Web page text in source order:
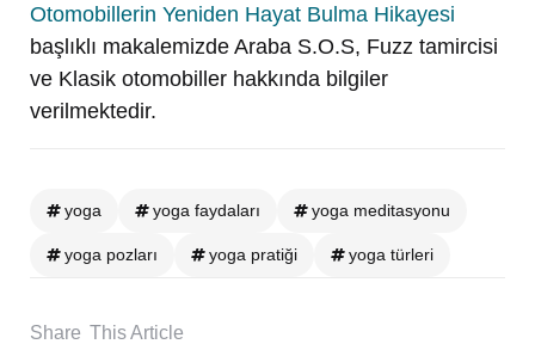
Otomobillerin Yeniden Hayat Bulma Hikayesi
başlıklı makalemizde Araba S.O.S, Fuzz tamircisi
ve Klasik otomobiller hakkında bilgiler
verilmektedir.
yoga yoga faydaları yoga meditasyonu
yoga pozları yoga pratiği yoga türleri
Share This Article